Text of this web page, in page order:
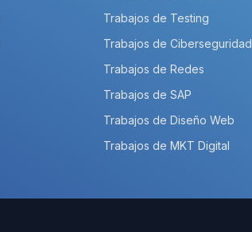
Trabajos de Testing
Trabajos de Ciberseguridad
Trabajos de Redes
Trabajos de SAP
Trabajos de Diseño Web
Trabajos de MKT Digital